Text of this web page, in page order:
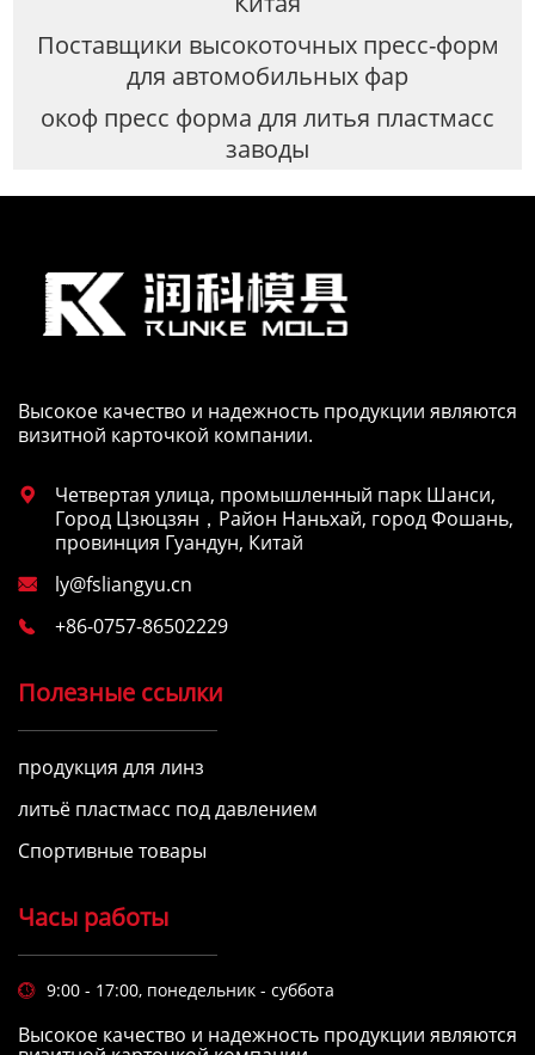
Поставщики высокоточных пресс-форм
для автомобильных фар
окоф пресс форма для литья пластмасс
заводы
Высокое качество и надежность продукции являются
визитной карточкой компании.

Четвертая улица, промышленный парк Шанси,
Город Цзюцзян，Район Наньхай, город Фошань,
провинция Гуандун, Китай
 ly@fsliangyu.cn
 +86-0757-86502229
Полезные ссылки
продукция для линз
литьё пластмасс под давлением
Спортивные товары
Часы работы
 9:00 - 17:00, понедельник - суббота
Высокое качество и надежность продукции являются